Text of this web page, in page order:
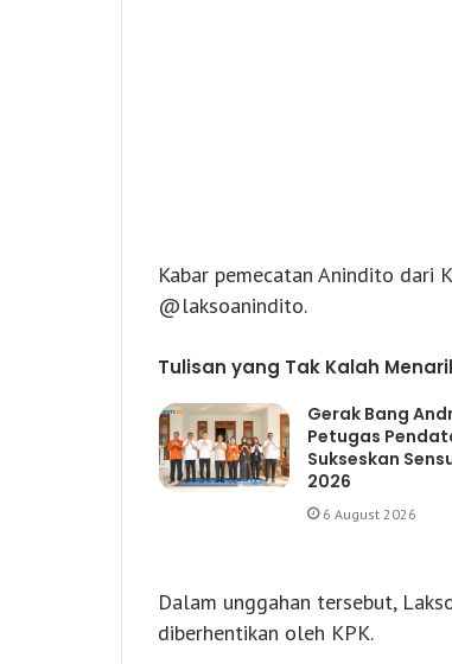
Kabar pemecatan Anindito dari
@laksoanindito.
Tulisan yang Tak Kalah
Gerak Bang
Petugas
Sukseskan
2026
6 August 2026
Dalam unggahan tersebut,
diberhentikan oleh KPK.